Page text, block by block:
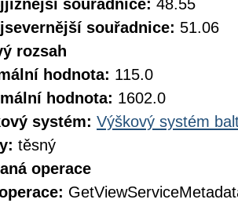
souřadnice: 48.55
souřadnice: 51.06
rozsah
hodnota: 115.0
hodnota: 1602.0
systém: Výškový systém
těsný
operace